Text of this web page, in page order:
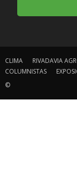
CLIMA RIVADAVIA
COLUMNISTAS
©